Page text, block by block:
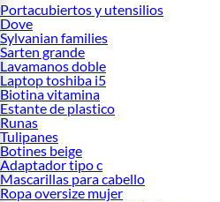
Portacubiertos y utensilios
Dove
Sylvanian families
Sarten grande
Lavamanos doble
Laptop toshiba i5
Biotina vitamina
Estante de plastico
Runas
Tulipanes
Botines beige
Adaptador tipo c
Mascarillas para cabello
Ropa oversize mujer